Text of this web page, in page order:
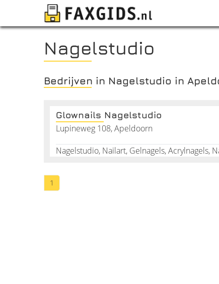
Nagelstudio
Bedrijven in Nagelstudio in
Glownails Nagelstudio
Lupineweg 108, Apeldoorn
Nagelstudio, Nailart, Gelnagels, Acrylnagels,
1